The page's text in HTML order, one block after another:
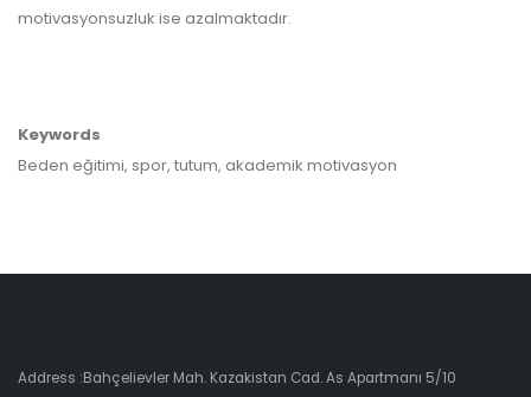
motivasyonsuzluk ise azalmaktadır.
Keywords
Beden eğitimi, spor, tutum, akademik motivasyon
Address :Bahçelievler Mah. Kazakistan Cad. As Apartmanı 5/10